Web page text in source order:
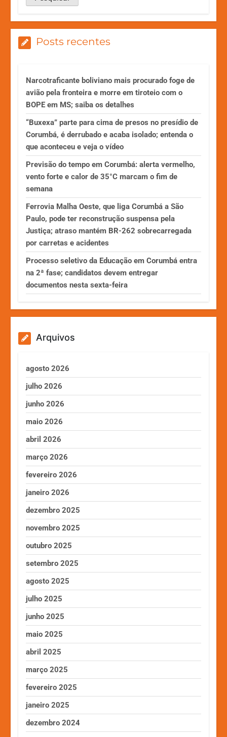
Posts recentes
Narcotraficante boliviano mais procurado foge de
avião pela fronteira e morre em tiroteio com o
BOPE em MS; saiba os detalhes
“Buxexa” parte para cima de presos no presídio de
Corumbá, é derrubado e acaba isolado; entenda o
que aconteceu e veja o vídeo
Previsão do tempo em Corumbá: alerta vermelho,
vento forte e calor de 35°C marcam o fim de
semana
Ferrovia Malha Oeste, que liga Corumbá a São
Paulo, pode ter reconstrução suspensa pela
Justiça; atraso mantém BR-262 sobrecarregada
por carretas e acidentes
Processo seletivo da Educação em Corumbá entra
na 2ª fase; candidatos devem entregar
documentos nesta sexta-feira
Arquivos
agosto 2026
julho 2026
junho 2026
maio 2026
abril 2026
março 2026
fevereiro 2026
janeiro 2026
dezembro 2025
novembro 2025
outubro 2025
setembro 2025
agosto 2025
julho 2025
junho 2025
maio 2025
abril 2025
março 2025
fevereiro 2025
janeiro 2025
dezembro 2024